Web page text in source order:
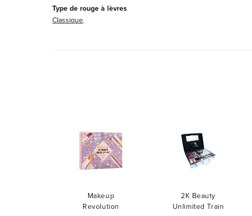
Type de rouge à lèvres
Classique,
Makeup
Revolution
2K Beauty
Unlimited Train